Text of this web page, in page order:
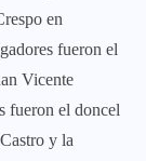
en
fueron el
Vicente
fueron el doncel
y la